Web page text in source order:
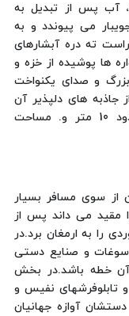
آب پس از تبدیل به
می پیوندد و به
ته دره آبشارهای
ها پوشیده از خزه و
و صدای یكنواخت
جاذبه های دلپذیر آن
است.ارتفاع آبشار اصلی آسیاب خرابه حدود 10 متر و. مساحت
از سوی مسافر بسیار
مقید می داند پس از
را به ارمغان برد.در
سوغات و صنایع دستی
آن خطه باشد.در بخش
تابلوفرشهای نفیس و
آوازه جهانیان